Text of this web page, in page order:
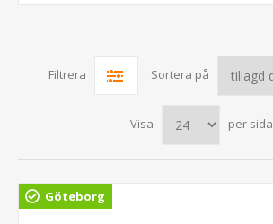
Filtrera Sortera på
Visa per sida
Göteborg